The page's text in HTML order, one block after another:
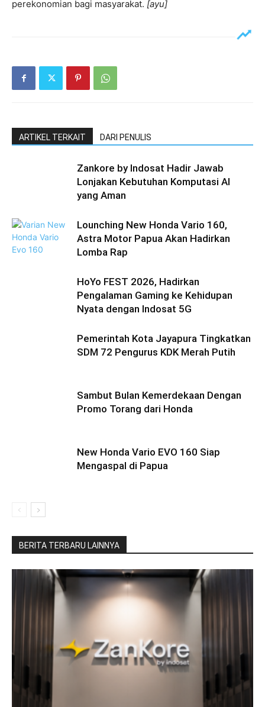
perekonomian bagi masyarakat. [ayu]
ARTIKEL TERKAIT DARI PENULIS
Zankore by Indosat Hadir Jawab
Lonjakan Kebutuhan Komputasi AI
yang Aman
Lounching New Honda Vario 160,
Astra Motor Papua Akan Hadirkan
Lomba Rap
HoYo FEST 2026, Hadirkan
Pengalaman Gaming ke Kehidupan
Nyata dengan Indosat 5G
Pemerintah Kota Jayapura Tingkatkan
SDM 72 Pengurus KDK Merah Putih
Sambut Bulan Kemerdekaan Dengan
Promo Torang dari Honda
New Honda Vario EVO 160 Siap
Mengaspal di Papua
BERITA TERBARU LAINNYA